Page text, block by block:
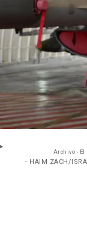
Archivo -
- HAIM ZACH/